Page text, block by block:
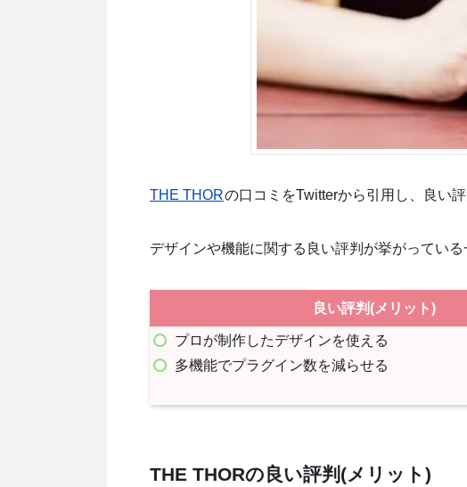
THE THORの口コミをTwitterから引用し、良い
デザインや機能に関する良い評判が挙がっている
良い評判(メリット)
プロが制作したデザインを使える
多機能でプラグイン数を減らせる
THE THORの良い評判(メリット)